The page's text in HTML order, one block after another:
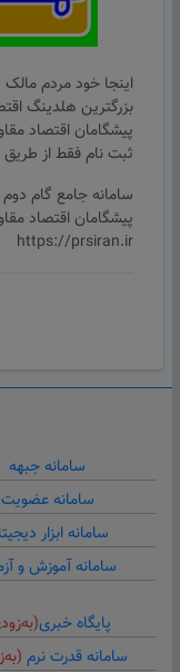
اینجا خود مردم
بزرگترین هلدینگ
پیشگامان اقتصاد
ثبت نام فقط از طریق
سامانه جامع گام دوم
پیشگامان اقتصاد
https://prsiran.ir
سامانه جبهه
سامانه عضویت
سامانه ابزار
سامانه آموزش و
پایگاه خبری
سامانه قدرت نرم